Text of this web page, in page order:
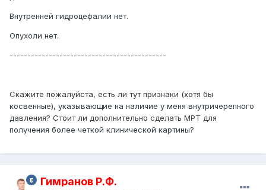
Внутренней гидроцефалии нет.
Опухоли нет.
--------------------------------------------
Скажите пожалуйста, есть ли тут признаки (хотя бы
косвенные), указывающие на наличие у меня внутричерепного
давления? Стоит ли дополнительно сделать МРТ для
получения более четкой клинической картины?
Гимранов Р.Ф.